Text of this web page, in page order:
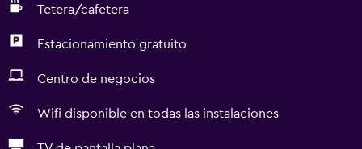
Tetera/cafetera
Estacionamiento gratuito
Centro de negocios
Wifi disponible en todas las instalaciones